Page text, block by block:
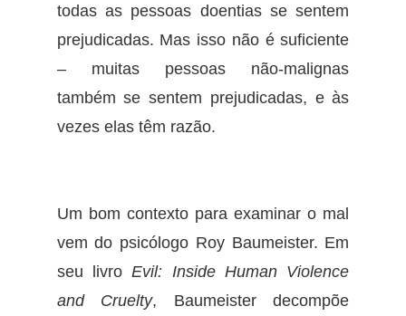
todas as pessoas doentias se sentem
prejudicadas. Mas isso não é suficiente
– muitas pessoas não-malignas
também se sentem prejudicadas, e às
vezes elas têm razão.
Um bom contexto para examinar o mal
vem do psicólogo Roy Baumeister. Em
seu livroEvil: Inside Human Violence
and Cruelty, Baumeister decompõe